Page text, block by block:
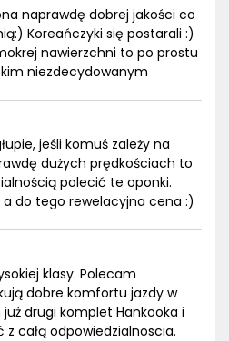
naprawdę dobrej jakości co
Koreańczyki się postarali :)
nawierzchni to po prostu
niezdecydowanym
jeśli komuś zależy na
dużych prędkościach to
polecić te oponki.
do tego rewelacyjna cena :)
klasy. Polecam
dobre komfortu jazdy w
drugi komplet Hankooka i
całą odpowiedzialnoscia.